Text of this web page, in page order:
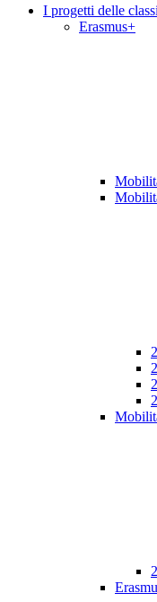
I progetti delle classi
Erasmus+